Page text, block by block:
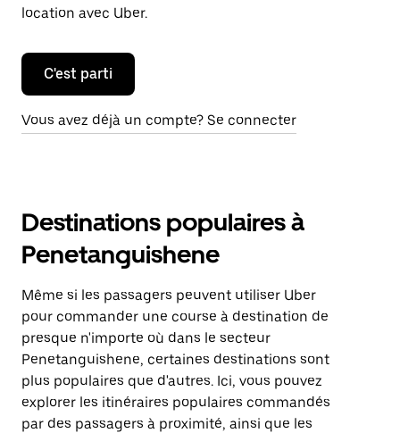
location avec Uber.
C'est parti
Vous avez déjà un compte? Se connecter
Destinations populaires à
Penetanguishene
Même si les passagers peuvent utiliser Uber
pour commander une course à destination de
presque n'importe où dans le secteur
Penetanguishene, certaines destinations sont
plus populaires que d'autres. Ici, vous pouvez
explorer les itinéraires populaires commandés
par des passagers à proximité, ainsi que les